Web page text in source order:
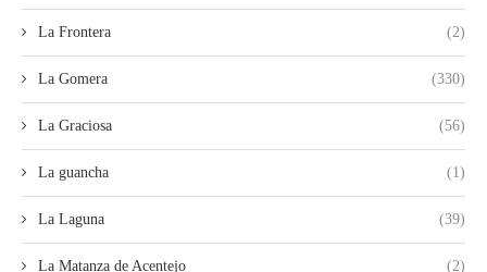
La Frontera (2)
La Gomera (330)
La Graciosa (56)
La guancha (1)
La Laguna (39)
La Matanza de Acentejo (2)